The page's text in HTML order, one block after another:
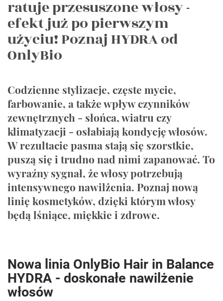
ratuje przesuszone włosy -
efekt już po pierwszym
użyciu! Poznaj HYDRA od
OnlyBio
Codzienne stylizacje, częste mycie,
farbowanie, a także wpływ czynników
zewnętrznych - słońca, wiatru czy
klimatyzacji - osłabiają kondycję włosów.
W rezultacie pasma stają się szorstkie,
puszą się i trudno nad nimi zapanować. To
wyraźny sygnał, że włosy potrzebują
intensywnego nawilżenia. Poznaj nową
linię kosmetyków, dzięki którym włosy
będą lśniące, miękkie i zdrowe.
Nowa linia OnlyBio Hair in Balance
HYDRA - doskonałe nawilżenie
włosów